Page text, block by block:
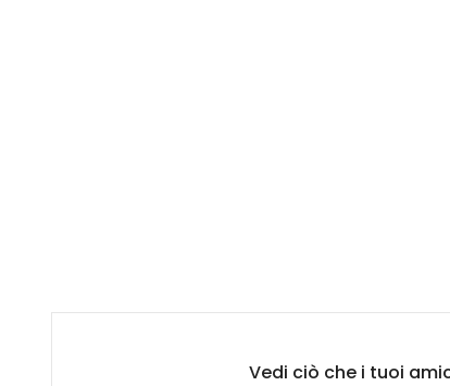
Vedi ciò che i tuoi